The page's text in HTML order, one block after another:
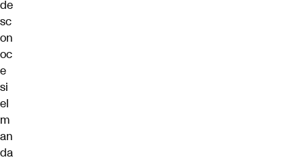
de
sc
on
oc
e
si
el
m
an
da